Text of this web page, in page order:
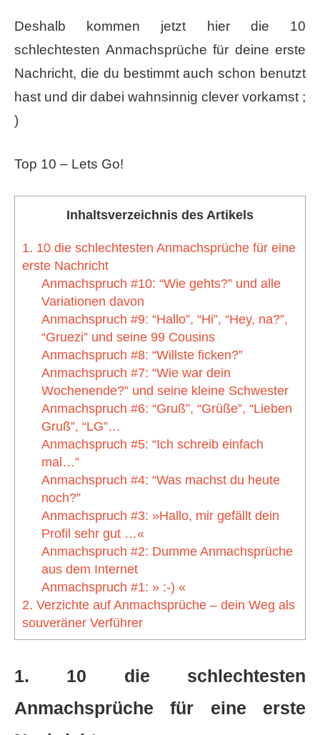
Deshalb kommen jetzt hier die 10
schlechtesten Anmachsprüche für deine erste
Nachricht, ​die du bestimmt auch schon benutzt
hast und dir dabei wahnsinnig clever vorkamst ;
)
Top 10 – Lets Go!
Inhaltsverzeichnis des Artikels
1. 10 die schlechtesten Anmachsprüche für eine
erste Nachricht
Anmachspruch #10:​ “Wie gehts?” und alle
Variationen davon
Anmachspruch #9: ​“Hallo”, “Hi”, “Hey, na?”,
“Gruezi” und seine 99 Cousins
Anmachspruch #8: “Willste ficken?”
Anmachspruch #7: ​“Wie war dein
Wochenende?” und seine kleine Schwester
Anmachspruch #6: ​“Gruß”, “Grüße”, “Lieben
Gruß”, “LG”…
Anmachspruch #5: ​“Ich schreib einfach
mal…”
Anmachspruch #4: ​“Was machst du heute
noch?”
Anmachspruch #3: »​Hallo, mir gefällt dein
Profil sehr gut …«
Anmachspruch #2: Dumme Anmachsprüche
aus dem Internet
Anmachspruch #1: » ​:-) «
2. Verzichte auf Anmachsprüche – dein Weg als
souveräner Verführer
1. 10 die schlechtesten
Anmachsprüche für eine erste